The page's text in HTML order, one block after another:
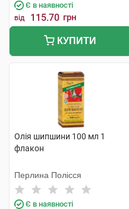
Є в наявності
від 115.70 грн
КУПИТИ
Олія шипшини 100 мл 1
флакон
Перлина Полісся
Є в наявності